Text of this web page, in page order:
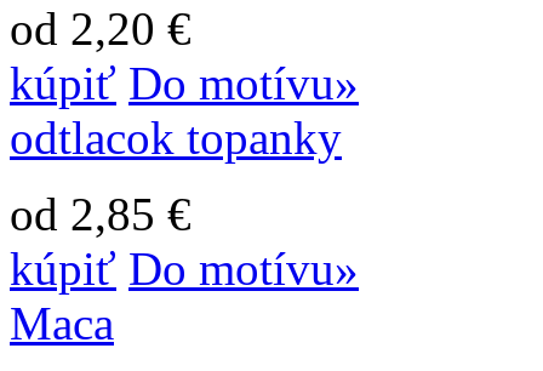
od 2,20 €
kúpiť Do motívu»
odtlacok topanky
od 2,85 €
kúpiť Do motívu»
Maca